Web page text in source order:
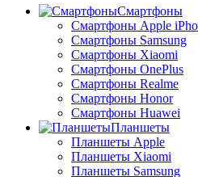
Смартфоны
Смартфоны Apple
Смартфоны Samsung
Смартфоны Xiaomi
Смартфоны OnePlus
Смартфоны Realme
Смартфоны Honor
Смартфоны Huawei
Планшеты
Планшеты Apple
Планшеты Xiaomi
Планшеты Samsung